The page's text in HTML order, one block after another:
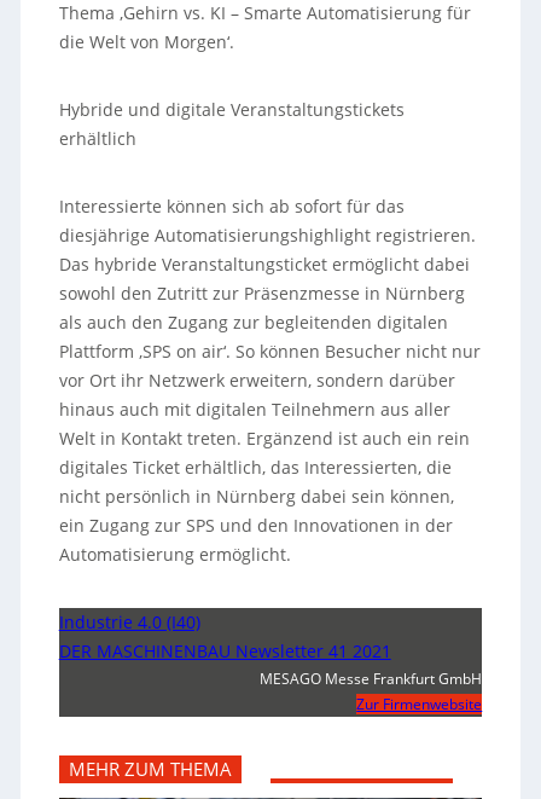
Thema ‚Gehirn vs. KI – Smarte Automatisierung für
die Welt von Morgen‘.
Hybride und digitale Veranstaltungstickets
erhältlich
Interessierte können sich ab sofort für das
diesjährige Automatisierungshighlight registrieren.
Das hybride Veranstaltungsticket ermöglicht dabei
sowohl den Zutritt zur Präsenzmesse in Nürnberg
als auch den Zugang zur begleitenden digitalen
Plattform ‚SPS on air‘. So können Besucher nicht nur
vor Ort ihr Netzwerk erweitern, sondern darüber
hinaus auch mit digitalen Teilnehmern aus aller
Welt in Kontakt treten. Ergänzend ist auch ein rein
digitales Ticket erhältlich, das Interessierten, die
nicht persönlich in Nürnberg dabei sein können,
ein Zugang zur SPS und den Innovationen in der
Automatisierung ermöglicht.
Industrie 4.0 (I40)
DER MASCHINENBAU Newsletter 41 2021
MESAGO Messe Frankfurt GmbH
Zur Firmenwebsite
MEHR ZUM THEMA